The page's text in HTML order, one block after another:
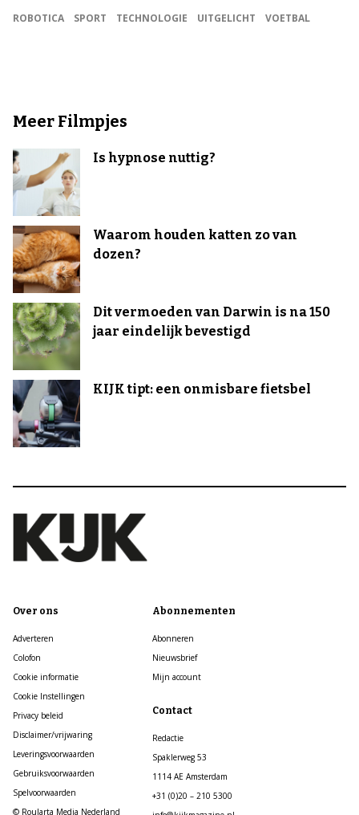
ROBOTICA
SPORT TECHNOLOGIE UITGELICHT VOETBAL
Meer Filmpjes
Is hypnose nuttig?
Waarom houden katten zo van
dozen?
Dit vermoeden van Darwin is na 150
jaar eindelijk bevestigd
KIJK tipt: een onmisbare fietsbel
Over ons
Adverteren
Colofon
Cookie informatie
Cookie Instellingen
Privacy beleid
Disclaimer/vrijwaring
Leveringsvoorwaarden
Gebruiksvoorwaarden
Spelvoorwaarden
© Roularta Media Nederland
Abonnementen
Abonneren
Nieuwsbrief
Mijn account
Contact
Redactie
Spaklerweg 53
1114 AE Amsterdam
+31 (0)20 – 210 5300